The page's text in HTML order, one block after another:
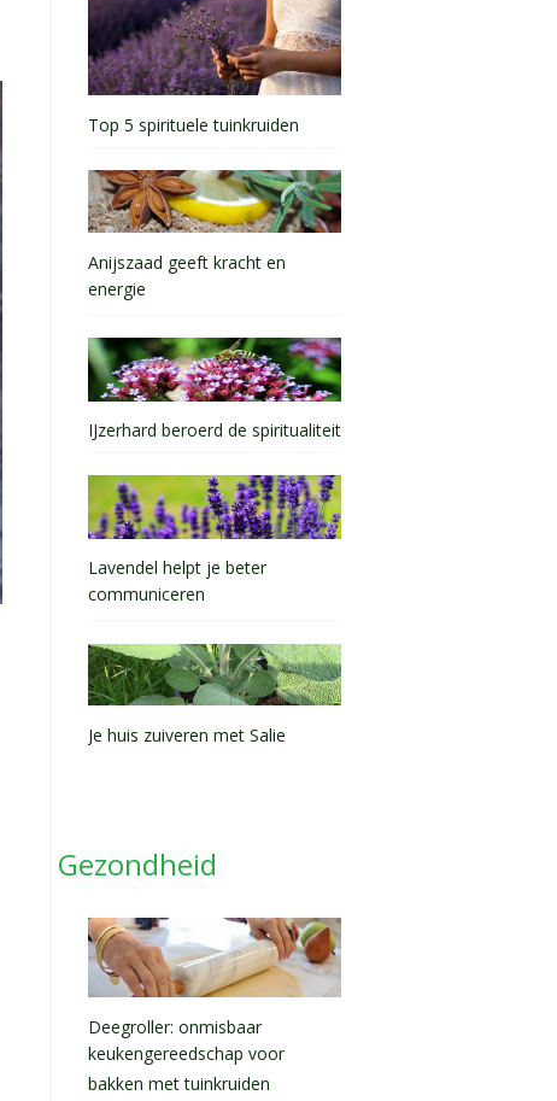
Top 5 spirituele tuinkruiden
Anijszaad geeft kracht en
energie
IJzerhard beroerd de spiritualiteit
Lavendel helpt je beter
communiceren
Je huis zuiveren met Salie
Gezondheid
Deegroller: onmisbaar
keukengereedschap voor
bakken met tuinkruiden